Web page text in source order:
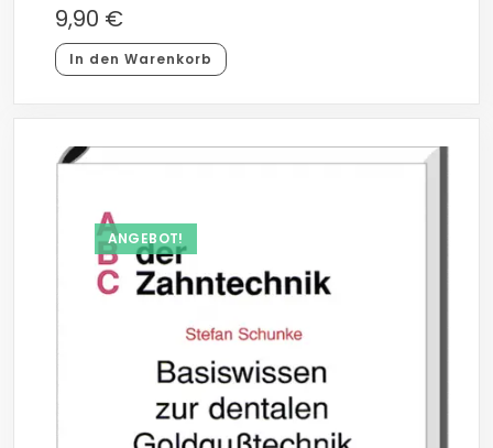
9,90 €
In den Warenkorb
ANGEBOT!